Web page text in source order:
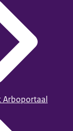
Arboportaal